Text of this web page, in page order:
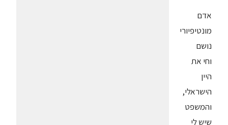
אדם
מונטיפיורי
נושם
וחי את
היין
הישראלי,
והמשפט
שיש לי